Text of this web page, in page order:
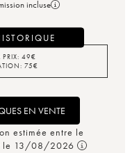
incluse
49€
75€
EN VENTE
estimée entre le
13/08/2026